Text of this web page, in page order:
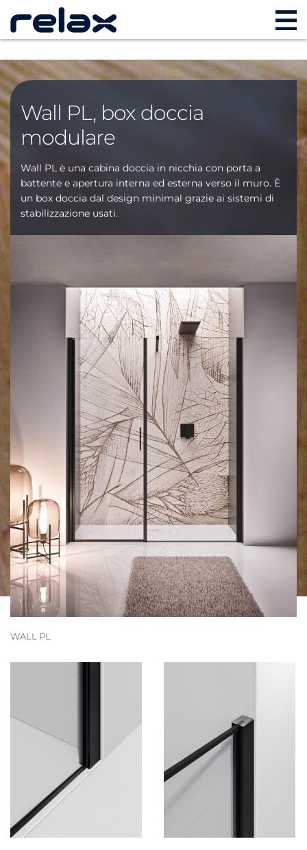
Wall PL, box doccia
modulare
Wall PL è una cabina doccia in nicchia con porta a
battente e apertura interna ed esterna verso il muro. È
un box doccia dal design minimal grazie ai sistemi di
stabilizzazione usati.
WALL PL